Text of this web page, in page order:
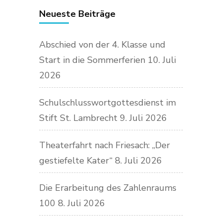
Neueste Beiträge
Abschied von der 4. Klasse und
Start in die Sommerferien 10. Juli
2026
Schulschlusswortgottesdienst im
Stift St. Lambrecht 9. Juli 2026
Theaterfahrt nach Friesach: „Der
gestiefelte Kater“ 8. Juli 2026
Die Erarbeitung des Zahlenraums
100 8. Juli 2026